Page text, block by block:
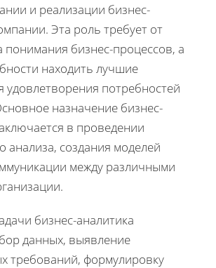
и реализации бизнес-
Эта роль требует от
понимания бизнес-процессов, а
находить лучшие
удовлетворения потребностей
назначение бизнес-
в проведении
анализа, создания моделей
между различными
бизнес-аналитика
данных, выявление
требований, формулировку